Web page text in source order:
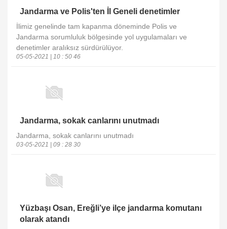
Jandarma ve Polis'ten İl Geneli denetimler
İlimiz genelinde tam kapanma döneminde Polis ve
Jandarma sorumluluk bölgesinde yol uygulamaları ve
denetimler aralıksız sürdürülüyor.
05-05-2021 | 10 : 50 46
Jandarma, sokak canlarını unutmadı
Jandarma, sokak canlarını unutmadı
03-05-2021 | 09 : 28 30
Yüzbaşı Osan, Ereğli’ye ilçe jandarma komutanı
olarak atandı